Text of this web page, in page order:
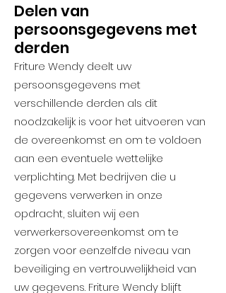
Delen van
persoonsgegevens met
derden
Friture Wendy deelt uw
persoonsgegevens met
verschillende derden als dit
noodzakelijk is voor het uitvoeren van
de overeenkomst en om te voldoen
aan een eventuele wettelijke
verplichting. Met bedrijven die u
gegevens verwerken in onze
opdracht, sluiten wij een
verwerkersovereenkomst om te
zorgen voor eenzelfde niveau van
beveiliging en vertrouwelijkheid van
uw gegevens. Friture Wendy blijft